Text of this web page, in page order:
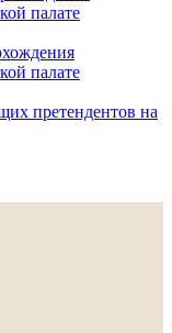
палате
палате
претендентов на